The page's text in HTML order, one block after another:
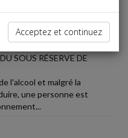
SOUS RÉSERVE DE
l'alcool et malgré la
une personne est
Acceptez et continuez